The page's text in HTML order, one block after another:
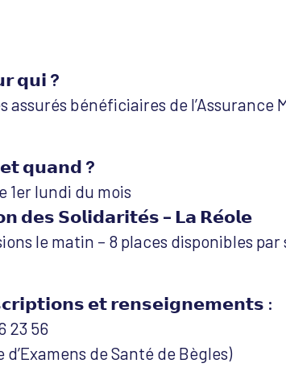
𝗾𝘂𝗶 ?
assurés bénéficiaires de l’Assurance
𝗾𝘂𝗮𝗻𝗱 ?
1er lundi du mois
𝗱𝗲𝘀 𝗦𝗼𝗹𝗶𝗱𝗮𝗿𝗶𝘁𝗲́𝘀 – 𝗟𝗮 𝗥𝗲́𝗼𝗹𝗲
le matin – 8 places disponibles par
𝗲𝘁 𝗿𝗲𝗻𝘀𝗲𝗶𝗴𝗻𝗲𝗺𝗲𝗻𝘁𝘀 :
23 56
d’Examens de Santé de Bègles)